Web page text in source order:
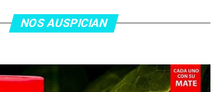
NOS AUSPICIAN